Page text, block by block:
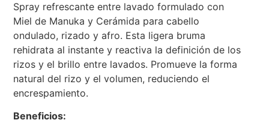
Spray refrescante entre lavado formulado con
Miel de Manuka y Cerámida para cabello
ondulado, rizado y afro. Esta ligera bruma
rehidrata al instante y reactiva la definición de los
rizos y el brillo entre lavados. Promueve la forma
natural del rizo y el volumen, reduciendo el
encrespamiento.
Beneficios: